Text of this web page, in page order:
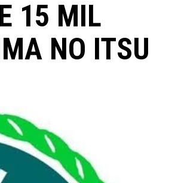
15 MIL
NO ITSU